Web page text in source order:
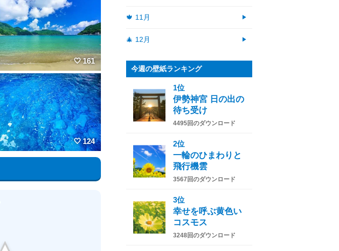
161
124
🍁 11月
🎄 12月
今週の壁紙ランキング
1位
伊勢神宮 日の出の
待ち受け
4495回のダウンロード
2位
一輪のひまわりと
飛行機雲
3567回のダウンロード
3位
幸せを呼ぶ黄色い
コスモス
3248回のダウンロード